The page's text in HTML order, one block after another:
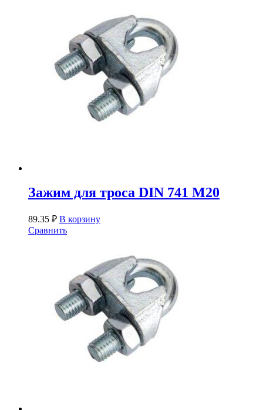
Зажим для троса DIN 741 М20
89.35 ₽ В корзину
Сравнить